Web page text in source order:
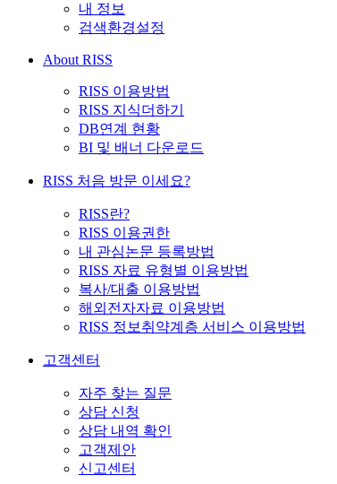
내 정보
검색환경설정
About RISS
RISS 이용방법
RISS 지식더하기
DB연계 현황
BI 및 배너 다운로드
RISS 처음 방문 이세요?
RISS란?
RISS 이용권한
내 관심논문 등록방법
RISS 자료 유형별 이용방법
복사/대출 이용방법
해외전자자료 이용방법
RISS 정보취약계층 서비스 이용방법
고객센터
자주 찾는 질문
상담 신청
상담 내역 확인
고객제안
신고센터